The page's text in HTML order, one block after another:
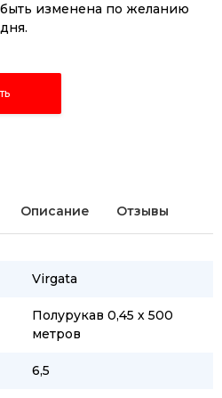
изменена по желанию
Описание Отзывы
Virgata
Полурукав 0,45 х 500
метров
6,5